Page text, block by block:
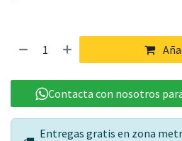
Contacta con nosotros
Entregas gratis en zona